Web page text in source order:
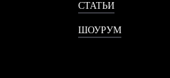
СТАТЬИ
ШОУРУМ